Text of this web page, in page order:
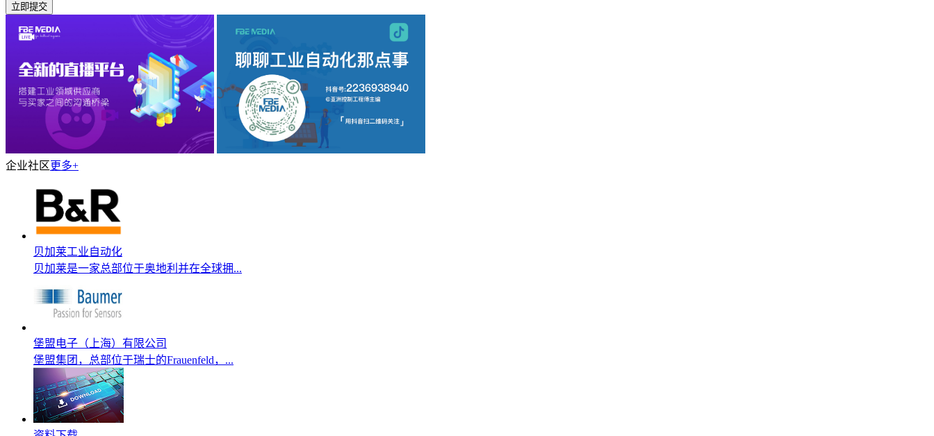
企业社区更多+
贝加莱工业自动化
贝加莱是一家总部位于奥地利并在全球拥...
堡盟电子（上海）有限公司
堡盟集团，总部位于瑞士的Frauenfeld，...